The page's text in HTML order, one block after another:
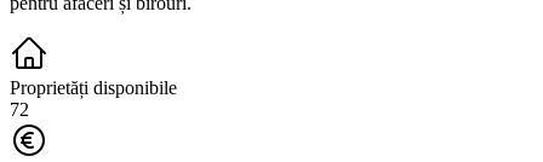
Proprietăți disponibile
72